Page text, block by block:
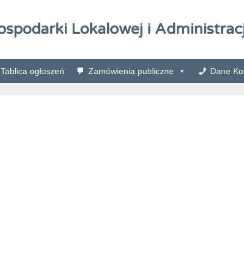
Lokalowej i
Tablica ogłoszeń Zamówienia publiczne Dane